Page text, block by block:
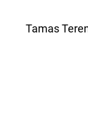
Tamas